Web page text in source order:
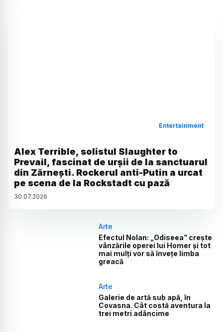
Entertainment
Alex Terrible, solistul Slaughter to
Prevail, fascinat de urșii de la sanctuarul
din Zărnești. Rockerul anti-Putin a urcat
pe scena de la Rockstadt cu pază
30.07.2026
Arte
Efectul Nolan: „Odiseea” crește
vânzările operei lui Homer și tot
mai mulți vor să învețe limba
greacă
Arte
Galerie de artă sub apă, în
Covasna. Cât costă aventura la
trei metri adâncime